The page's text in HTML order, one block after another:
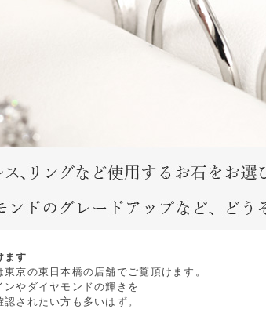
ます
東京の東日本橋の店舗でご覧頂けます。
ンやダイヤモンドの輝きを
されたい方も多いはず。